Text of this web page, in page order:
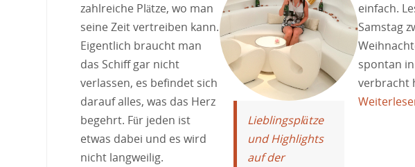
zahlreiche Plätze, wo man
seine Zeit vertreiben kann.
Eigentlich braucht man
das Schiff gar nicht
verlassen, es befindet sich
darauf alles, was das Herz
begehrt. Für jeden ist
etwas dabei und es wird
nicht langweilig.
Lieblingsplätze
und Highlights
auf der
einfach.
Samstag
spontan
verbracht